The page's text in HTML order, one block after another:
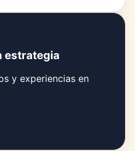
estrategia
y experiencias en